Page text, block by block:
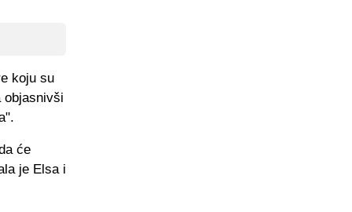
koju su
objasnivši
će
je Elsa i